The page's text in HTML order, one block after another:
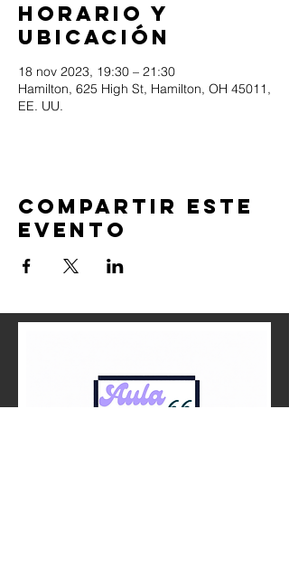
Horario y
ubicación
18 nov 2023, 19:30 – 21:30
Hamilton, 625 High St, Hamilton, OH 45011,
EE. UU.
Compartir este
evento